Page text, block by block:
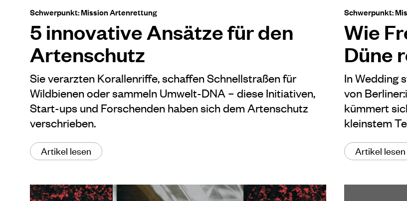
Schwerpunkt: Mission Artenrettung
5 innovative Ansätze für den
Artenschutz
Sie verarzten Korallenriffe, schaffen Schnellstraßen für
Wildbienen oder sammeln Umwelt-DNA – diese Initiativen,
Start-ups und Forschenden haben sich dem Artenschutz
verschrieben.
Artikel lesen
Schwerpunkt:
Wie
Düne
In Wedding
von
kümmert
kleinstem
Artikel lesen